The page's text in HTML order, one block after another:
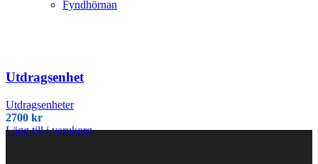
Fyndhörnan
Utdragsenhet
Utdragsenheter
2700 kr
Lägg till i varukorg